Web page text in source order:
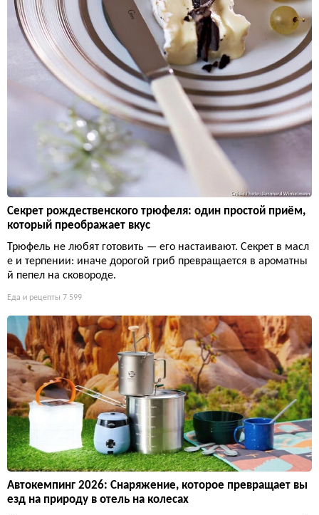
Секрет рождественского трюфеля: один простой приём,
который преображает вкус
Трюфель не любят готовить — его настаивают. Секрет в масл
е и терпении: иначе дорогой гриб превращается в ароматны
й пепел на сковороде.
Еда и рецепты 7 599
Автокемпинг 2026: Снаряжение, которое превращает вы
езд на природу в отель на колесах